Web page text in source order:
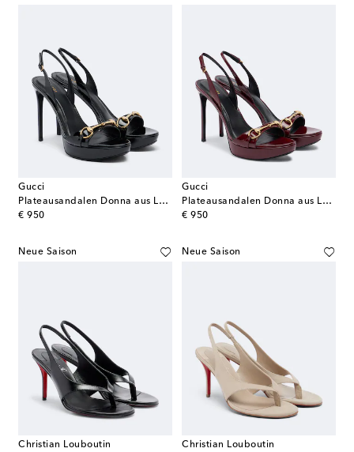
Gucci
Plateausandalen Donna aus Lackleder
€ 950
original price
Gucci
Plateausandalen Donna aus Lackleder
€ 950
original price
Neue Saison
Christian Louboutin
Neue Saison
Christian Louboutin